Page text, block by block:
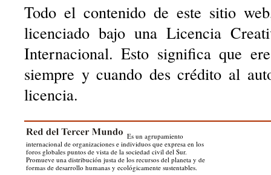
Todo el contenido de este sitio
licenciado bajo una Licencia
Internacional. Esto significa que
siempre y cuando des crédito al
licencia.
Es un agrupamiento
internacional de organizaciones e individuos que expresa en los
foros globales puntos de vista de la sociedad civil del Sur.
Promueve una distribución justa de los recursos del planeta y de
formas de desarrollo humanas y ecológicamente sustentables.